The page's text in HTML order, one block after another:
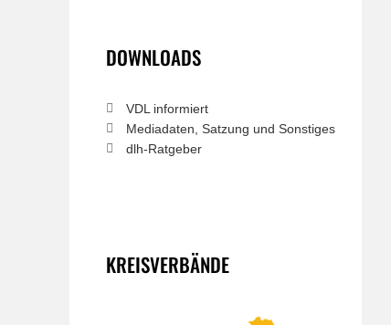
DOWNLOADS
VDL informiert
Mediadaten, Satzung und Sonstiges
dlh-Ratgeber
KREISVERBÄNDE